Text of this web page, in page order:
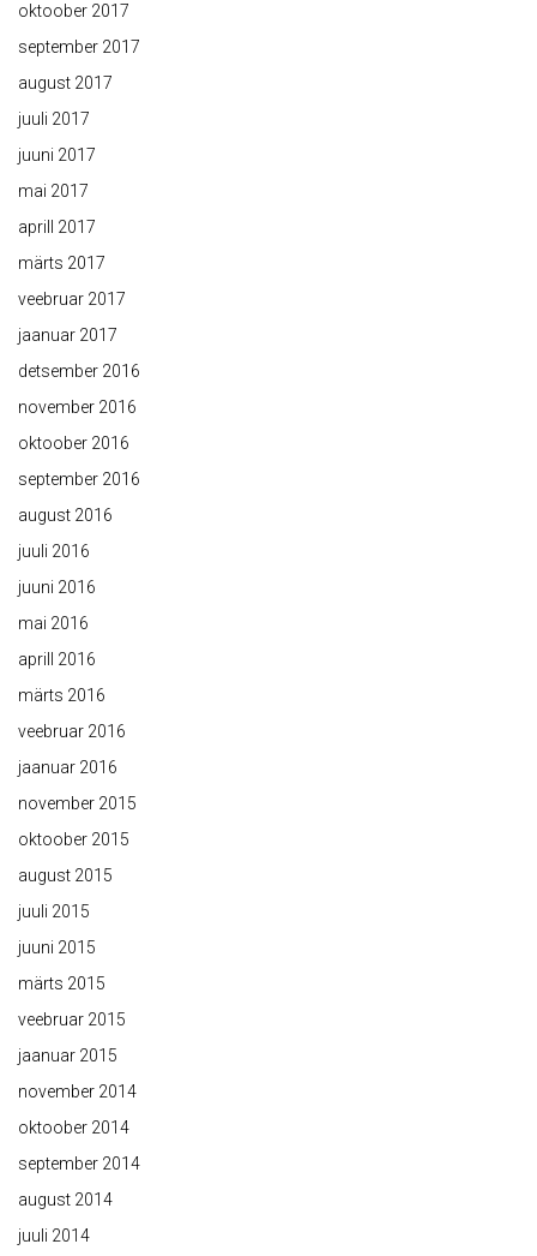
oktoober 2017
september 2017
august 2017
juuli 2017
juuni 2017
mai 2017
aprill 2017
märts 2017
veebruar 2017
jaanuar 2017
detsember 2016
november 2016
oktoober 2016
september 2016
august 2016
juuli 2016
juuni 2016
mai 2016
aprill 2016
märts 2016
veebruar 2016
jaanuar 2016
november 2015
oktoober 2015
august 2015
juuli 2015
juuni 2015
märts 2015
veebruar 2015
jaanuar 2015
november 2014
oktoober 2014
september 2014
august 2014
juuli 2014